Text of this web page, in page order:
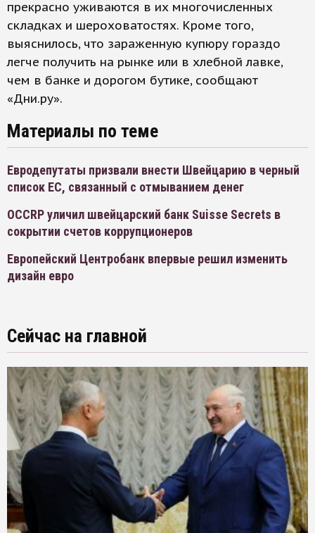
прекрасно уживаются в их многочисленных
складках и шероховатостях. Кроме того,
выяснилось, что зараженную купюру гораздо
легче получить на рынке или в хлебной лавке,
чем в банке и дорогом бутике, сообщают
«Дни.ру».
Материалы по теме
Евродепутаты призвали внести Швейцарию в черный
список ЕС, связанный с отмыванием денег
OCCRP уличил швейцарский банк Suisse Secrets в
сокрытии счетов коррупционеров
Европейский Центробанк впервые решил изменить
дизайн евро
Сейчас на главной